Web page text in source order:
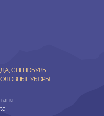
СПЕЦОБУВЬ
УБОРЫ